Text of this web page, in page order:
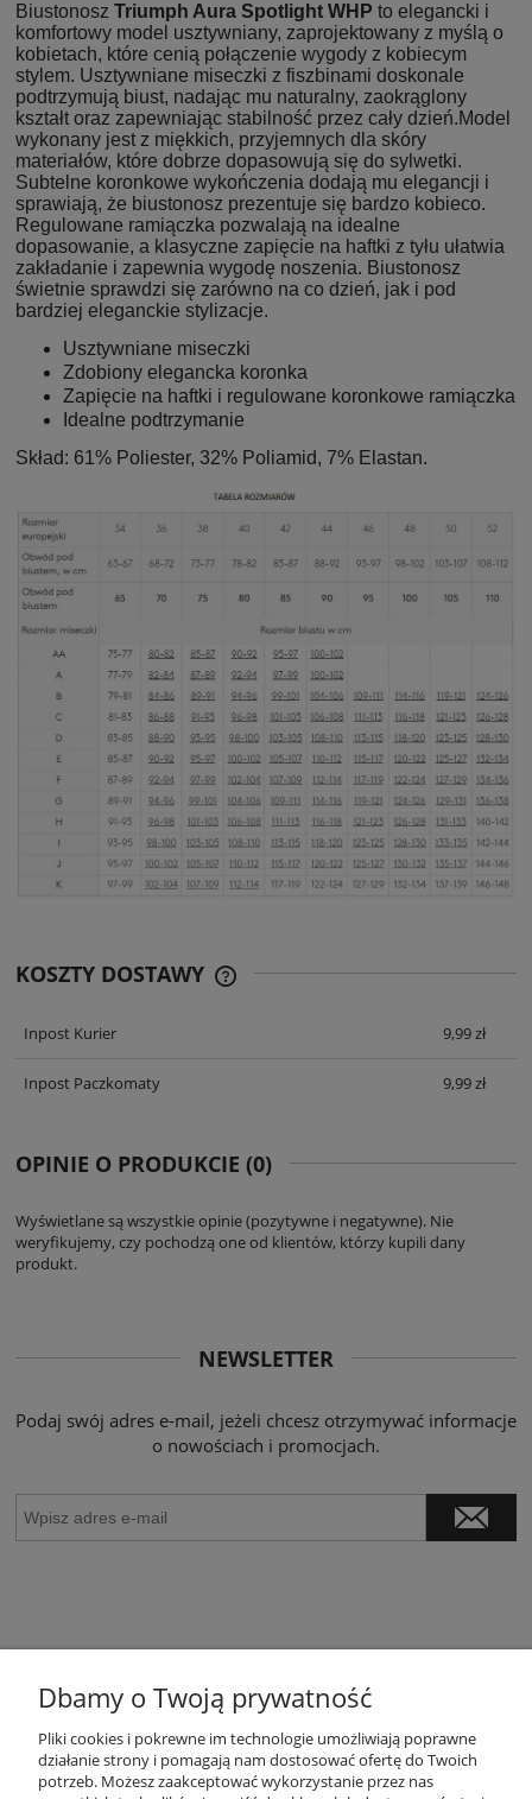
Biustonosz Triumph Aura Spotlight WHP to elegancki i
komfortowy model usztywniany, zaprojektowany z myślą o
kobietach, które cenią połączenie wygody z kobiecym
stylem. Usztywniane miseczki z fiszbinami doskonale
podtrzymują biust, nadając mu naturalny, zaokrąglony
kształt oraz zapewniając stabilność przez cały dzień.Model
wykonany jest z miękkich, przyjemnych dla skóry
materiałów, które dobrze dopasowują się do sylwetki.
Subtelne koronkowe wykończenia dodają mu elegancji i
sprawiają, że biustonosz prezentuje się bardzo kobieco.
Regulowane ramiączka pozwalają na idealne
dopasowanie, a klasyczne zapięcie na haftki z tyłu ułatwia
zakładanie i zapewnia wygodę noszenia. Biustonosz
świetnie sprawdzi się zarówno na co dzień, jak i pod
bardziej eleganckie stylizacje.
Usztywniane miseczki
Zdobiony elegancka koronka
Zapięcie na haftki i regulowane koronkowe ramiączka
Idealne podtrzymanie
Skład: 61% Poliester, 32% Poliamid, 7% Elastan.
KOSZTY DOSTAWY
Inpost Kurier
9,99 zł
Inpost Paczkomaty 9,99 zł
OPINIE O PRODUKCIE (0)
Wyświetlane są wszystkie opinie (pozytywne i negatywne). Nie
weryfikujemy, czy pochodzą one od klientów, którzy kupili dany
produkt.
NEWSLETTER
Podaj swój adres e-mail, jeżeli chcesz otrzymywać informacje
o nowościach i promocjach.
POMOC
Dbamy o Twoją prywatność
Pliki cookies i pokrewne im technologie umożliwiają poprawne
działanie strony i pomagają nam dostosować ofertę do Twoich
potrzeb. Możesz zaakceptować wykorzystanie przez nas